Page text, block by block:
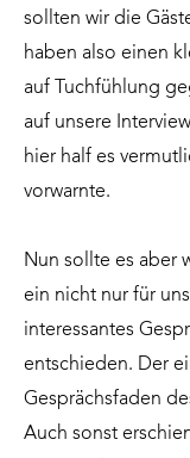
sollten wir die
haben also einen
auf Tuchfühlung
auf unsere
hier half es
vorwarnte.
Nun sollte es aber
ein nicht nur für
interessantes
entschieden. Der
Gesprächsfaden
Auch sonst